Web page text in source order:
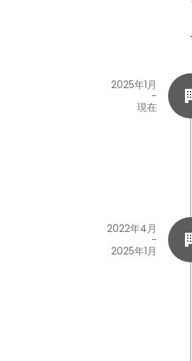
2025年1月
-
現在
2022年4月
-
2025年1月